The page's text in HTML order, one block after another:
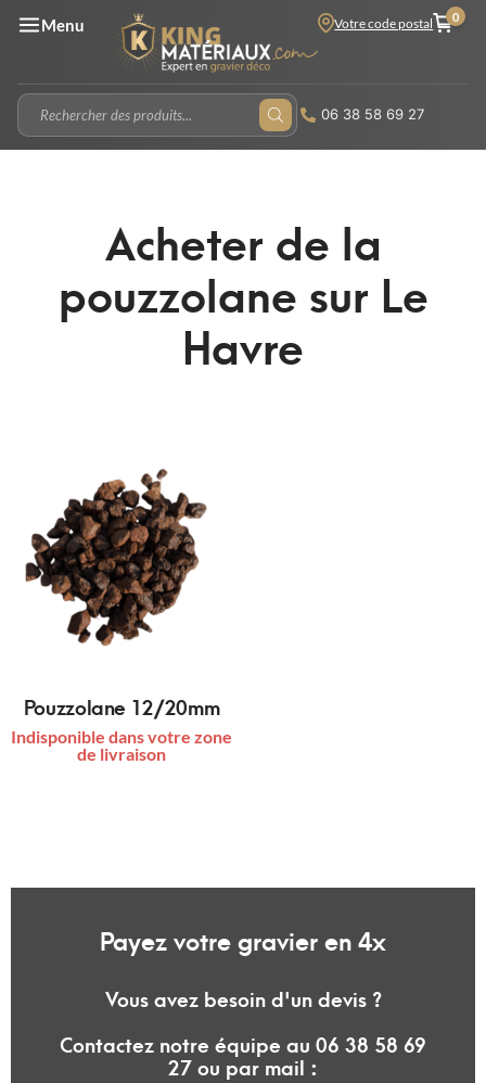
Menu Votre code postal 0
06 38 58 69 27
Acheter de la
pouzzolane sur Le
Havre
Pouzzolane 12/20mm
Indisponible dans votre zone
de livraison
Payez votre gravier en 4x
Vous avez besoin d'un devis ?
Contactez notre équipe au 06 38 58 69
27 ou par mail :